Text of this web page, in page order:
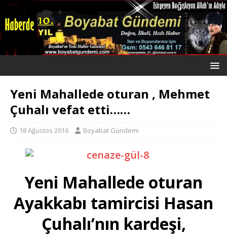
Yeni Mahallede oturan , Mehmet
Çuhalı vefat etti……
18 Ağustos 2016 Boyabat Gündemi
Yeni Mahallede oturan
Ayakkabı tamircisi Hasan
Çuhalı’nın kardeşi,